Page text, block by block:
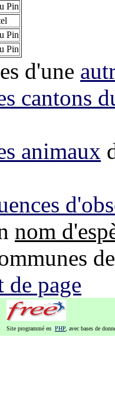
Pin
Pin
Pin
d'une
cantons
animaux
nom
de page
Site programmé en PHP , avec bases de